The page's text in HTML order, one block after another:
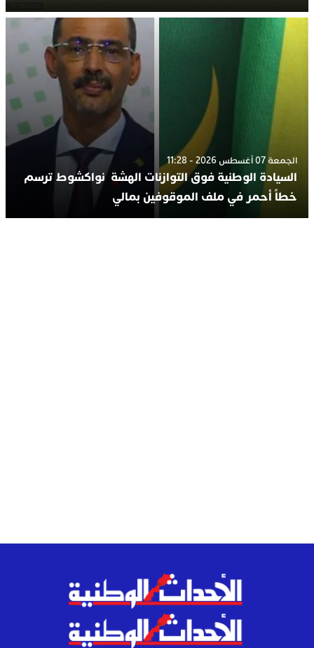
الجمعة 07 أغسطس 2026 - 11:28
السيادة الوطنية فوق التوازنات الهشة نواكشوط ترسم
خطاً أحمر في ملف الموقوفين بمالي